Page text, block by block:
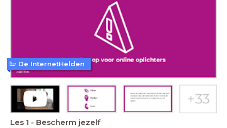
Les 1 - Bescherm jezelf
De InternetHelden